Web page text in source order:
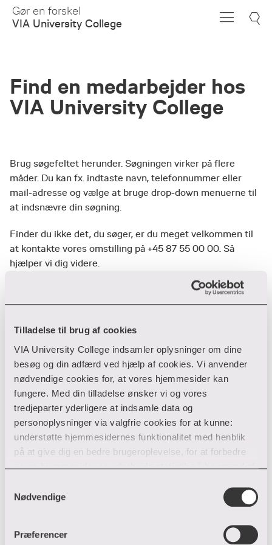
Tilladelse til brug af cookies
VIA University College indsamler oplysninger om dine
besøg og din adfærd ved hjælp af cookies. Vi anvender
nødvendige cookies for, at vores hjemmesider kan
fungere. Med din tilladelse ønsker vi og vores
tredjeparter yderligere at indsamle data og
personoplysninger via valgfrie cookies for at kunne:
understøtte hjemmesidernes funktionalitet med henblik
på at give dig en bedre brugeroplevelse, for at forbedre
vores hjemmesider og udarbejde statistik på baggrund af
hjemmesider og sociale netværk.
Du kan til enhver tid til- og fravælge cookies eller trække
din tilladelse tilbage ved trykke på ”Cookie banner”
Nødvendige
Præferencer
Skip
Main
Gør en forskel
VIA University College
Find en medarbejder hos
VIA University College
Brug søgefeltet herunder. Søgningen virker på flere
måder. Du kan fx. indtaste navn, telefonnummer eller
mail-adresse og vælge at bruge drop-down menuerne til
at indsnævre din søgning.
Finder du ikke det, du søger, er du meget velkommen til
at kontakte vores omstilling på +45 87 55 00 00. Så
hjælper vi dig videre.
Find medarbejder
Filter